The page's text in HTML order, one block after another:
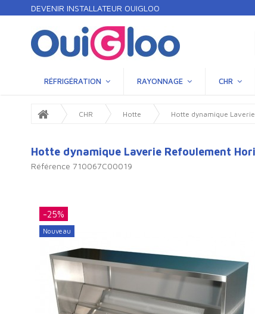
DEVENIR INSTALLATEUR OUIGLOO
RÉFRIGÉRATION RAYONNAGE CHR
CHR Hotte Hotte dynamique
Hotte dynamique Laverie Refoulement
Référence 710067C00019
-25%
Nouveau